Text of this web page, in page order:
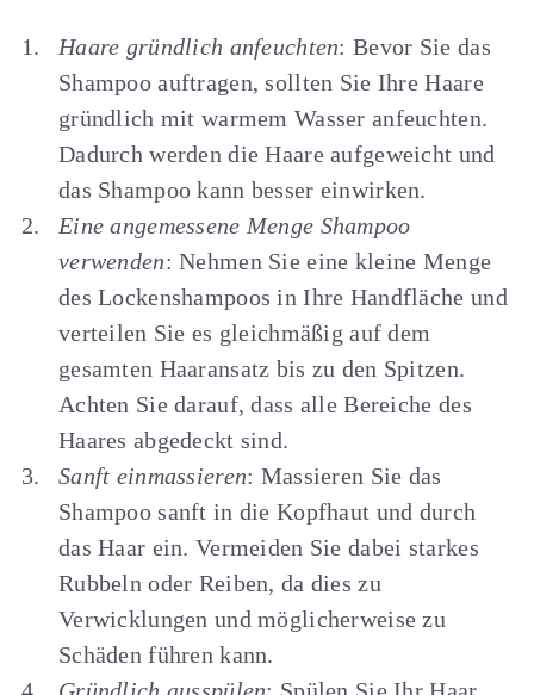
Haare gründlich anfeuchten: Bevor Sie das
Shampoo auftragen, sollten Sie Ihre Haare
gründlich mit warmem Wasser anfeuchten.
Dadurch werden die Haare aufgeweicht und
das Shampoo kann besser einwirken.
Eine angemessene Menge Shampoo
verwenden: Nehmen Sie eine kleine Menge
des Lockenshampoos in Ihre Handfläche und
verteilen Sie es gleichmäßig auf dem
gesamten Haaransatz bis zu den Spitzen.
Achten Sie darauf, dass alle Bereiche des
Haares abgedeckt sind.
Sanft einmassieren: Massieren Sie das
Shampoo sanft in die Kopfhaut und durch
das Haar ein. Vermeiden Sie dabei starkes
Rubbeln oder Reiben, da dies zu
Verwicklungen und möglicherweise zu
Schäden führen kann.